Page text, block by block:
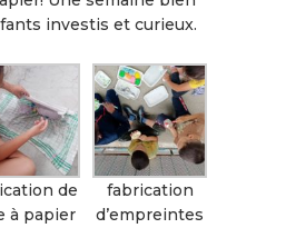
investis et curieux.
de
à papier
fabrication
d’empreintes